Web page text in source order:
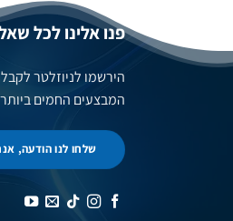
פנו אלינו לכל
הירשמו לניוזלטר
המבצעים החמים
שלחו לנו הודעה,